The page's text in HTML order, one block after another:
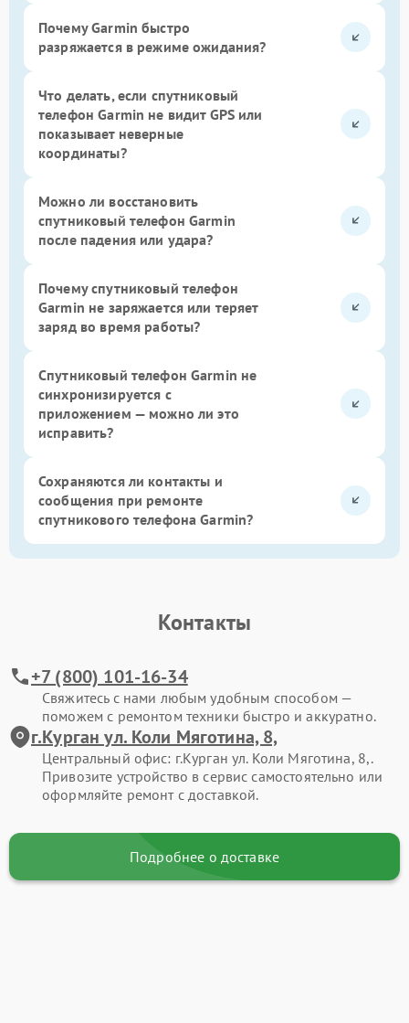
Почему Garmin быстро
разряжается в режиме ожидания?
Что делать, если спутниковый
телефон Garmin не видит GPS или
показывает неверные
координаты?
Можно ли восстановить
спутниковый телефон Garmin
после падения или удара?
Почему спутниковый телефон
Garmin не заряжается или теряет
заряд во время работы?
Спутниковый телефон Garmin не
синхронизируется с
приложением — можно ли это
исправить?
Сохраняются ли контакты и
сообщения при ремонте
спутникового телефона Garmin?
Контакты
+7 (800) 101-16-34
Свяжитесь с нами любым удобным способом —
поможем с ремонтом техники быстро и аккуратно.
г.Курган ул. Коли Мяготина, 8,
Центральный офис: г.Курган ул. Коли Мяготина, 8,.
Привозите устройство в сервис самостоятельно или
оформляйте ремонт с доставкой.
Подробнее о доставке